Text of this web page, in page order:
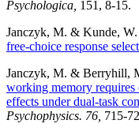
Psychologica, 151, 8-15.
Janczyk, M. & Kunde, W.
free-choice response
Janczyk, M. & Berryhill,
working memory requires
effects under dual-task
Psychophysics. 76, 715-